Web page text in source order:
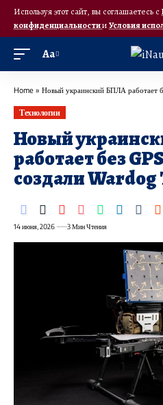
Используя этот сайт, вы соглашаетесь с
конфиденциальностииУсловия
Аа
Home » Новый украинский БПЛА работает
Технологии
Новый
работает без
создали Wardog
14 июня, 2026 3 Мин Чтения